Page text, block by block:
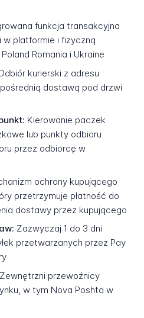
funkcja transakcyjna
w platformie i fizyczną
Romania i Ukraine
kurierski z adresu
dostawą pod drzwi
Kierowanie paczek
lub punkty odbioru
przez odbiorcę w
ochrony kupującego
przetrzymuje płatność do
dostawy przez kupującego
Zazwyczaj 1 do 3 dni
przetwarzanych przez Pay
Zewnętrzni przewoźnicy
w tym Nova Poshta w